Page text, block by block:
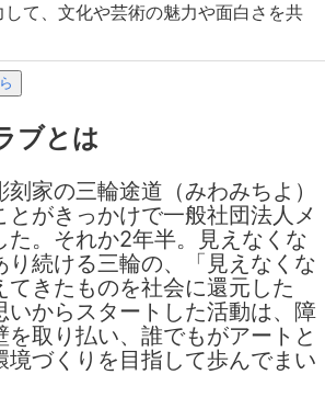
て、文化や芸術の魅力や面白さを共
ブとは
刻家の三輪途道（みわみちよ）
とがきっかけで一般社団法人メ
た。それか2年半。見えなくな
り続ける三輪の、「見えなくな
てきたものを社会に還元した
いからスタートした活動は、障
取り払い、誰でもがアートと
境づくりを目指して歩んでまい